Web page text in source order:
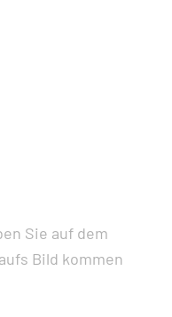
Sie auf dem
Bild kommen